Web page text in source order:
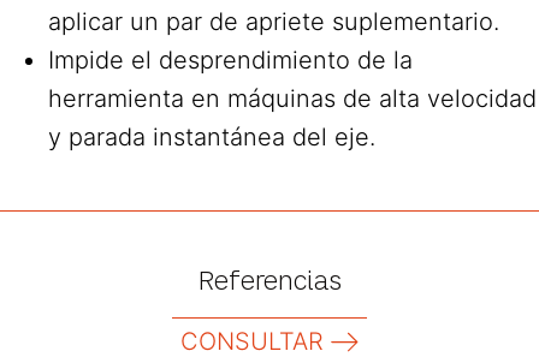
aplicar un par de apriete suplementario.
Impide el desprendimiento de la
herramienta en máquinas de alta velocidad
y parada instantánea del eje.
Referencias
CONSULTAR